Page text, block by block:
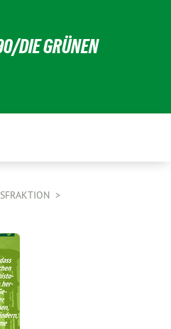
DIE GRÜNEN